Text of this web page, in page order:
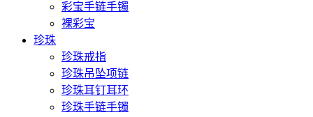
彩宝手链手镯
裸彩宝
珍珠
珍珠戒指
珍珠吊坠项链
珍珠耳钉耳环
珍珠手链手镯